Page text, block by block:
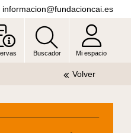
informacion@fundacioncai.es
Buscador Mi espacio
Volver